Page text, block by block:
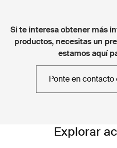
Si te interesa obtener más
productos, necesitas un
estamos aquí
Ponte en
Explorar